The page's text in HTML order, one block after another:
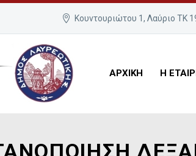
Κουντουριώτου 1, Λαύριο ΤΚ
ΑΡΧΙΚΗ Η